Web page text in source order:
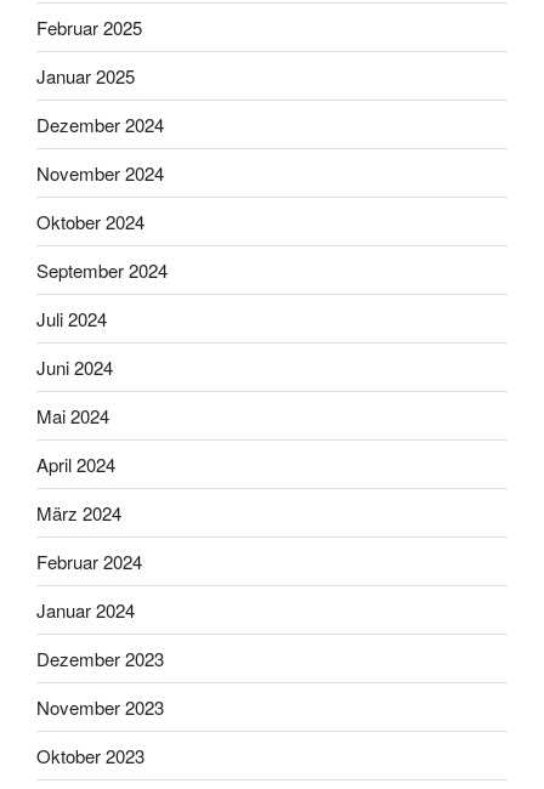
Februar 2025
Januar 2025
Dezember 2024
November 2024
Oktober 2024
September 2024
Juli 2024
Juni 2024
Mai 2024
April 2024
März 2024
Februar 2024
Januar 2024
Dezember 2023
November 2023
Oktober 2023